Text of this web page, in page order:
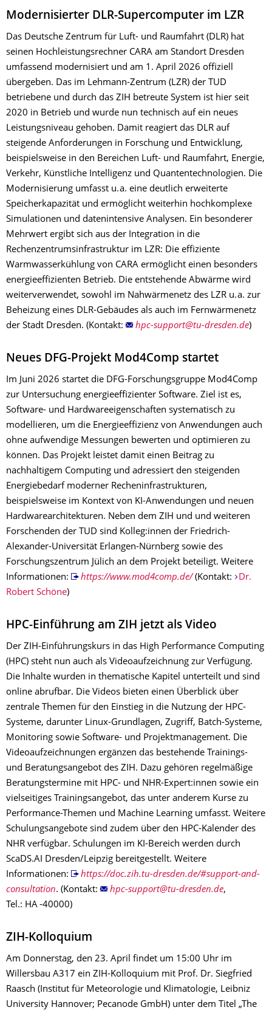
Modernisierter DLR-Supercomputer im LZR
Das Deutsche Zentrum für Luft- und Raumfahrt (DLR) hat
seinen Hochleistungsrechner CARA am Standort Dresden
umfassend modernisiert und am 1. April 2026 offiziell
übergeben. Das im Lehmann-Zentrum (LZR) der TUD
betriebene und durch das ZIH betreute System ist hier seit
2020 in Betrieb und wurde nun technisch auf ein neues
Leistungsniveau gehoben. Damit reagiert das DLR auf
steigende Anforderungen in Forschung und Entwicklung,
beispielsweise in den Bereichen Luft- und Raumfahrt, Energie,
Verkehr, Künstliche Intelligenz und Quantentechnologien. Die
Modernisierung umfasst u. a. eine deutlich erweiterte
Speicherkapazität und ermöglicht weiterhin hochkomplexe
Simulationen und datenintensive Analysen. Ein besonderer
Mehrwert ergibt sich aus der Integration in die
Rechenzentrumsinfrastruktur im LZR: Die effiziente
Warmwasserkühlung von CARA ermöglicht einen besonders
energieeffizienten Betrieb. Die entstehende Abwärme wird
weiterverwendet, sowohl im Nahwärmenetz des LZR u. a. zur
Beheizung eines DLR-Gebäudes als auch im Fernwärmenetz
der Stadt Dresden. (Kontakt:
)
Neues DFG-Projekt Mod4Comp startet
Im Juni 2026 startet die DFG-Forschungsgruppe Mod4Comp
zur Untersuchung energieeffizienter Software. Ziel ist es,
Software- und Hardwareeigenschaften systematisch zu
modellieren, um die Energieeffizienz von Anwendungen auch
ohne aufwendige Messungen bewerten und optimieren zu
können. Das Projekt leistet damit einen Beitrag zu
nachhaltigem Computing und adressiert den steigenden
Energiebedarf moderner Recheninfrastrukturen,
beispielsweise im Kontext von KI-Anwendungen und neuen
Hardwarearchitekturen. Neben dem ZIH und und weiteren
Forschenden der TUD sind Kolleg:innen der Friedrich-
Alexander-Universität Erlangen-Nürnberg sowie des
Forschungszentrum Jülich an dem Projekt beteiligt. Weitere
Informationen:
https://www.mod4comp.de/(Kontakt:
Dr.
Robert Schöne)
HPC-Einführung am ZIH jetzt als Video
Der ZIH-Einführungskurs in das High Performance Computing
(HPC) steht nun auch als Videoaufzeichnung zur Verfügung.
Die Inhalte wurden in thematische Kapitel unterteilt und sind
online abrufbar. Die Videos bieten einen Überblick über
zentrale Themen für den Einstieg in die Nutzung der HPC-
Systeme, darunter Linux-Grundlagen, Zugriff, Batch-Systeme,
Monitoring sowie Software- und Projektmanagement. Die
Videoaufzeichnungen ergänzen das bestehende Trainings-
und Beratungsangebot des ZIH. Dazu gehören regelmäßige
Beratungstermine mit HPC- und NHR-Expert:innen sowie ein
vielseitiges Trainingsangebot, das unter anderem Kurse zu
Performance-Themen und Machine Learning umfasst. Weitere
Schulungsangebote sind zudem über den HPC-Kalender des
NHR verfügbar. Schulungen im KI-Bereich werden durch
ScaDS.AI Dresden/Leipzig bereitgestellt. Weitere
Informationen:
https://doc.zih.tu-dresden.de/#support-and-
consultation. (Kontakt:
,
Tel.: HA -40000)
ZIH-Kolloquium
Am Donnerstag, den 23. April findet um 15:00 Uhr im
Willersbau A317 ein ZIH-Kolloquium mit Prof. Dr. Siegfried
Raasch (Institut für Meteorologie und Klimatologie, Leibniz
University Hannover; Pecanode GmbH) unter dem Titel „The